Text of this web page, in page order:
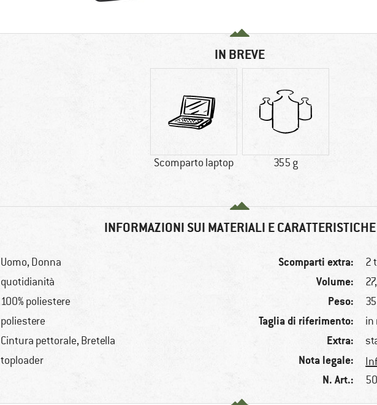
IN BREVE
Scomparto laptop 355 g
INFORMAZIONI SUI MATERIALI E CARATTERISTICHE
Uomo, Donna
quotidianità
100% poliestere
poliestere
Cintura pettorale, Bretella
toploader
Scomparti extra: 2
Volume:
Peso:
Taglia di riferimento: in
Extra:
Nota legale:
N. Art.: